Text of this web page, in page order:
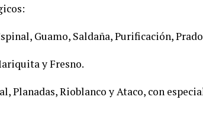
Guamo, Saldaña, Purificación,
y Fresno.
Planadas, Rioblanco y Ataco, con